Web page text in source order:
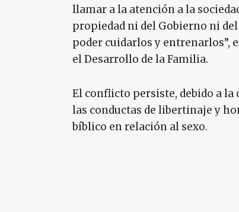
llamar a la atención a la
propiedad ni del Gobierno ni
poder cuidarlos y entrenarlos”,
el Desarrollo de la Familia.
El conflicto persiste, debido a
las conductas de libertinaje y
bíblico en relación al sexo.